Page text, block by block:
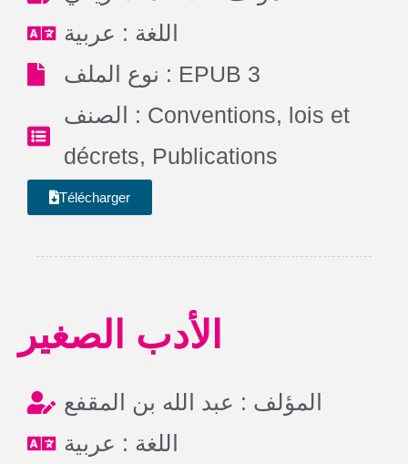
اللغة : عربية
نوع الملف : EPUB 3
الصنف : Conventions, lois et
décrets, Publications
Télécharger
الأدب الصغير
المؤلف : عبد الله بن المقفع
اللغة : عربية